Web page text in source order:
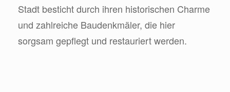
Stadt besticht durch ihren historischen Charme
und zahlreiche Baudenkmäler, die hier
sorgsam gepflegt und restauriert werden.